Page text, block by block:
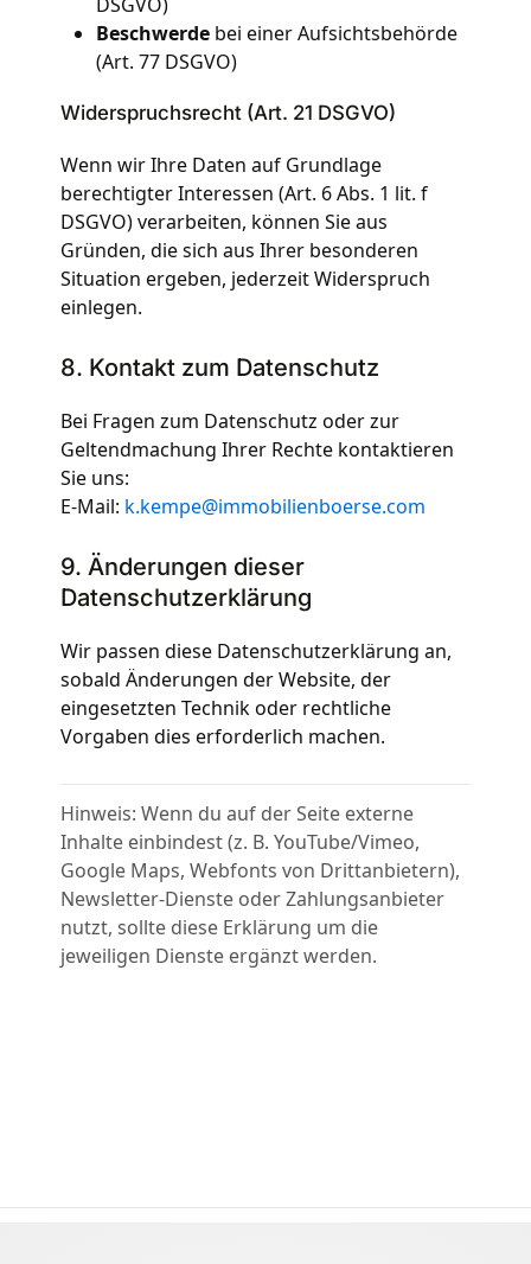
Beschwerde bei einer Aufsichtsbehörde
(Art. 77 DSGVO)
Widerspruchsrecht (Art. 21 DSGVO)
Wenn wir Ihre Daten auf Grundlage
berechtigter Interessen (Art. 6 Abs. 1 lit. f
DSGVO) verarbeiten, können Sie aus
Gründen, die sich aus Ihrer besonderen
Situation ergeben, jederzeit Widerspruch
einlegen.
8. Kontakt zum Datenschutz
Bei Fragen zum Datenschutz oder zur
Geltendmachung Ihrer Rechte kontaktieren
Sie uns:
E-Mail: k.kempe@immobilienboerse.com
9. Änderungen dieser
Datenschutzerklärung
Wir passen diese Datenschutzerklärung an,
sobald Änderungen der Website, der
eingesetzten Technik oder rechtliche
Vorgaben dies erforderlich machen.
Hinweis: Wenn du auf der Seite externe
Inhalte einbindest (z. B. YouTube/Vimeo,
Google Maps, Webfonts von Drittanbietern),
Newsletter-Dienste oder Zahlungsanbieter
nutzt, sollte diese Erklärung um die
jeweiligen Dienste ergänzt werden.